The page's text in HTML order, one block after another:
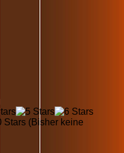
(Bisher keine